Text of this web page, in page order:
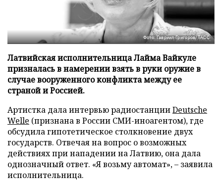
Фото: Гавриил Григоров/ТАСС
Латвийская исполнительница Лайма Вайкуле
призналась в намерении взять в руки оружие в
случае вооруженного конфликта между ее
страной и Россией.
Артистка дала интервью радиостанцииDeutsche
Welle (признана в России СМИ-иноагентом), где
обсудила гипотетическое столкновение двух
государств. Отвечая на вопрос о возможных
действиях при нападении на Латвию, она дала
однозначный ответ. «Я возьму автомат», – заявила
исполнительница.